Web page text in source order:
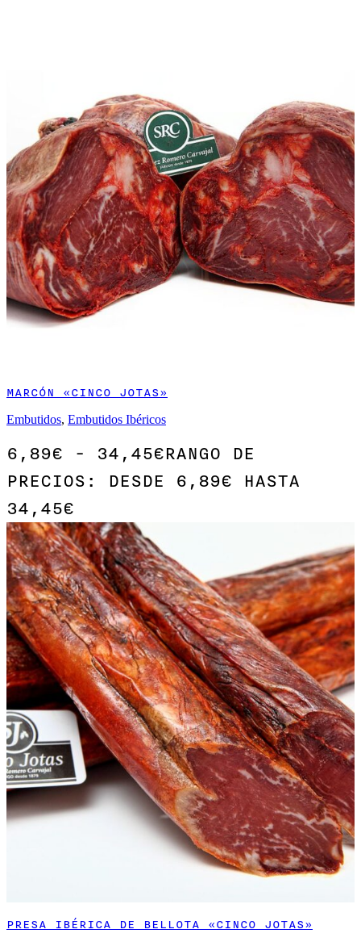
MARCÓN «CINCO JOTAS»
Embutidos, Embutidos Ibéricos
6,89€ - 34,45€RANGO DE
PRECIOS: DESDE 6,89€ HASTA
34,45€
PRESA IBÉRICA DE BELLOTA «CINCO JOTAS»